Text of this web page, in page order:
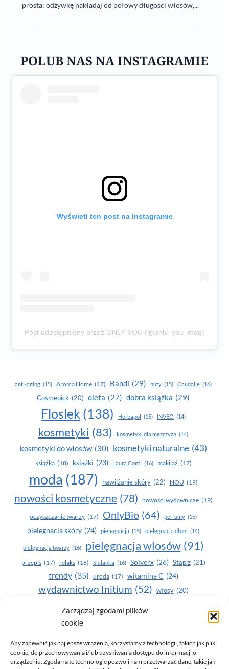
Zarządzaj zgodami plików
cookie
Aby zapewnić jak najlepsze wrażenia, korzystamy z technologii, takich jak pliki
cookie, do przechowywania i/lub uzyskiwania dostępu do informacji o
urządzeniu. Zgoda na te technologie pozwoli nam przetwarzać dane, takie jak
prosta: odżywkę nakładaj od połowy długości włosów,...
POLUB NAS NA INSTAGRAMIE
Wyświetl ten post na Instagramie
Post udostępniony przez ONLY YOU (@only_you_mag)
anti-aging (15) Aroma Home (17) Bandi (29) buty (15) Caudalie (16)
Cosmepick (20) dieta (27) dobra książka (29)
Floslek (138) Herbapol (15) INVEO (14)
kosmetyki (83) kosmetyki dla mężczyzn (14)
kosmetyki do włosów (30) kosmetyki naturalne (43)
książka (18) książki (23) Laura Conti (16) makijaż (17)
moda (187) nawilżanie skóry (22) NOU (19)
nowości kosmetyczne (78) nowości wydawnicze (19)
oczyszczanie twarzy (17) OnlyBio (64) perfumy (15)
pielegnacja skóry (24) pielęgnacja (15) pielęgnacja dłoni (14)
pielęgnacja twarzy (16) pielęgnacja wlosów (91)
przepis (17) relaks (18) Sielanka (16) Solverx (26) Stapiz (21)
trendy (35) uroda (17) witamina C (24)
wydawnictwo Initium (52) włosy (20)
Yasumi(164) zdrowe zęby
zdrowie